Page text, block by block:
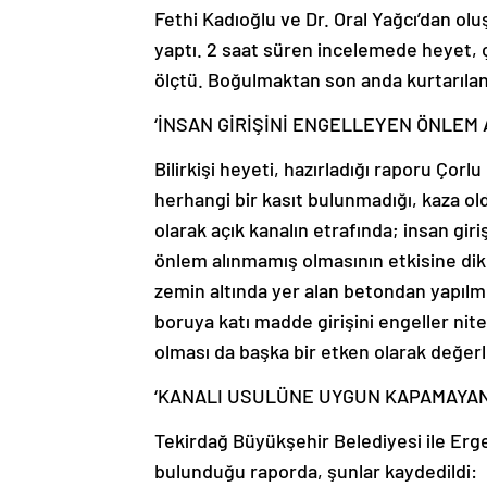
Fethi Kadıoğlu ve Dr. Oral Yağcı’dan
yaptı. 2 saat süren incelemede
ölçtü. Boğulmaktan son anda
‘İNSAN GİRİŞİNİ ENGELLEYEN ÖNLEM
Bilirkişi heyeti, hazırladığı raporu
herhangi bir kasıt bulunmadığı, kaza
olarak açık kanalın etrafında; insan
önlem alınmamış olmasının etkisine
zemin altında yer alan betondan
boruya katı madde girişini engeller
olması da başka bir etken olarak
‘KANALI USULÜNE UYGUN
Tekirdağ Büyükşehir Belediyesi ile
bulunduğu raporda, şunlar kaydedildi: